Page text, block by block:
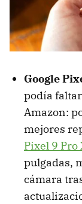
Google
podía
Amazon:
mejores
Pixel 9 Pro
pulgadas,
cámara